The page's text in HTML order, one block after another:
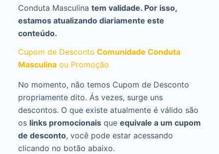
Conduta Masculina tem validade. Por isso,
estamos atualizando diariamente este
conteúdo.
Cupom de Desconto Comunidade Conduta
Masculina ou Promoção
No momento, não temos Cupom de Desconto
propriamente dito. Ás vezes, surge uns
descontos. O que existe atualmente é válido são
os links promocionaisque equivale a um cupom
de desconto, você pode estar acessando
clicando no botão abaixo.